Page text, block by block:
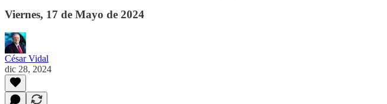
Viernes, 17 de Mayo de 2024
César Vidal
dic 28, 2024